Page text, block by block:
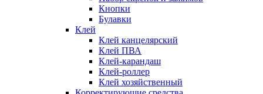
Кнопки
Булавки
Клей
Клей канцелярский
Клей ПВА
Клей-карандаш
Клей-роллер
Клей хозяйственный